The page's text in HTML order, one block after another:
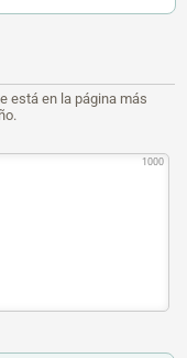
está en la página más
1000